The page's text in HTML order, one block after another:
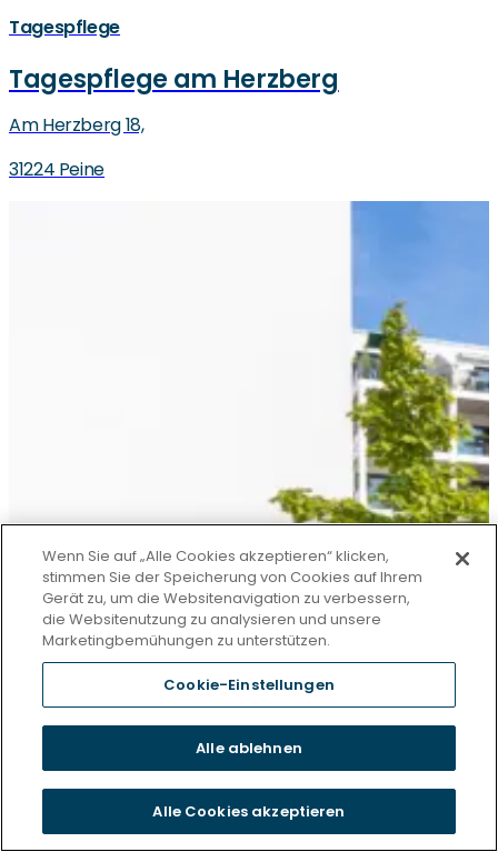
Tagespflege
Tagespflege am Herzberg
Am Herzberg 18,
31224 Peine
Wenn Sie auf „Alle Cookies akzeptieren“ klicken,
stimmen Sie der Speicherung von Cookies auf Ihrem
Gerät zu, um die Websitenavigation zu verbessern,
die Websitenutzung zu analysieren und unsere
Marketingbemühungen zu unterstützen.
Cookie-Einstellungen
Alle ablehnen
Alle Cookies akzeptieren